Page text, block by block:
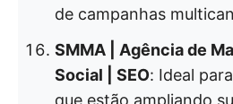
de campanhas
SMMA | Agência de
Social | SEO: Ideal
que estão ampliando